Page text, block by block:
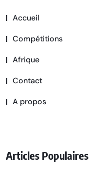
Accueil
Compétitions
Afrique
Contact
A propos
Articles Populaires